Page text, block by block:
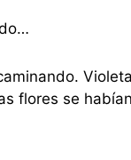
flores se